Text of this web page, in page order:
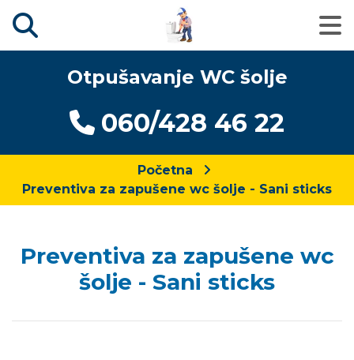
Otpušavanje WC šolje
060/428 46 22
Početna
Preventiva za zapušene wc šolje - Sani sticks
Preventiva za zapušene wc
šolje - Sani sticks